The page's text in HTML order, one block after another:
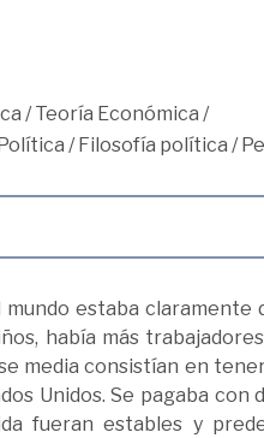
/Teoría Económica /
/ Filosofía política /
estaba
había más
media consistían en
Unidos. Se pagaba
fueran estables y